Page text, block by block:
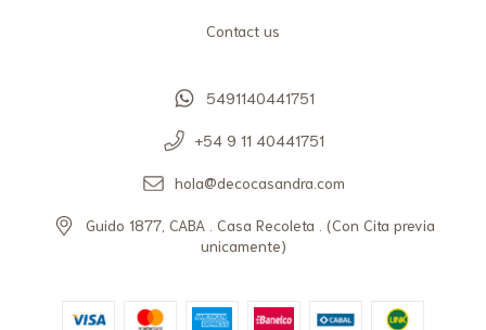
Contact us
5491140441751
+54 9 11 40441751
hola@decocasandra.com
Guido 1877, CABA . Casa Recoleta . (Con Cita previa
unicamente)